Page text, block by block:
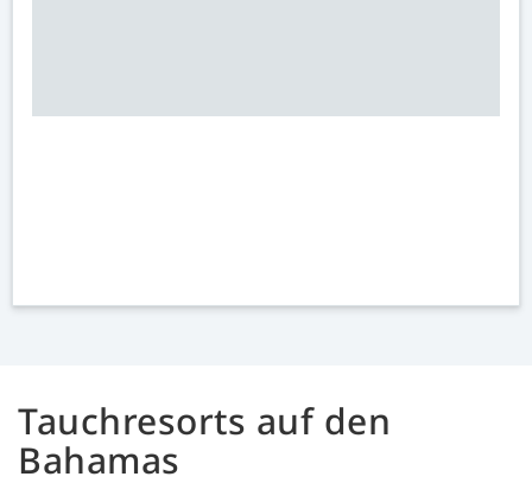
Tauchresorts auf den
Bahamas